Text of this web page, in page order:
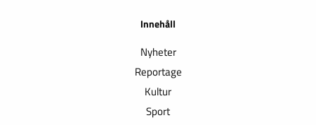
Innehåll
Nyheter
Reportage
Kultur
Sport